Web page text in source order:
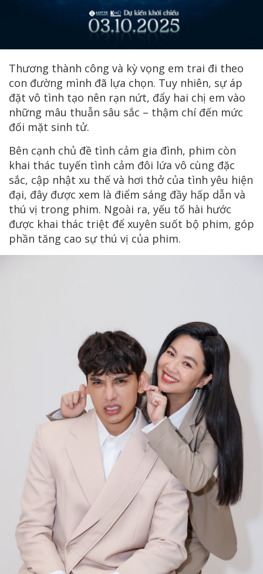
Thương thành công và kỳ vọng em trai đi theo
con đường mình đã lựa chọn. Tuy nhiên, sự áp
đặt vô tình tạo nên rạn nứt, đẩy hai chị em vào
những mâu thuẫn sâu sắc – thậm chí đến mức
đối mặt sinh tử.
Bên cạnh chủ đề tình cảm gia đình, phim còn
khai thác tuyến tình cảm đôi lứa vô cùng đặc
sắc, cập nhật xu thế và hơi thở của tình yêu hiện
đại, đây được xem là điểm sáng đầy hấp dẫn và
thú vị trong phim. Ngoài ra, yếu tố hài hước
được khai thác triệt để xuyên suốt bộ phim, góp
phần tăng cao sự thú vị của phim.